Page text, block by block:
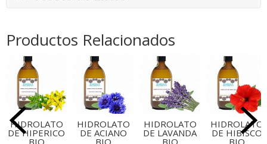
Productos Relacionados
HIDROLATO
DE HIPERICO
BIO
HIDROLATO
DE ACIANO
BIO
HIDROLATO
DE LAVANDA
BIO
HIDROLATO
DE HIBISCO
BIO